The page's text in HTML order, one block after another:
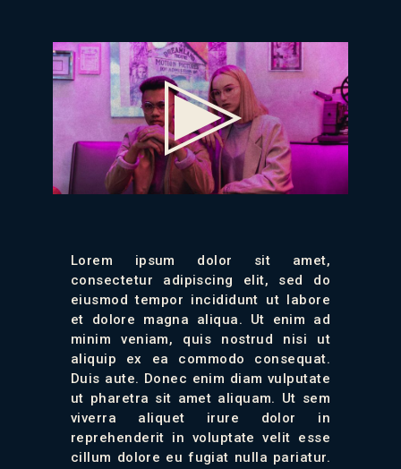
Lorem ipsum dolor sit amet,
consectetur adipiscing elit, sed do
eiusmod tempor incididunt ut labore
et dolore magna aliqua. Ut enim ad
minim veniam, quis nostrud nisi ut
aliquip ex ea commodo consequat.
Duis aute. Donec enim diam vulputate
ut pharetra sit amet aliquam. Ut sem
viverra aliquet irure dolor in
reprehenderit in voluptate velit esse
cillum dolore eu fugiat nulla pariatur.